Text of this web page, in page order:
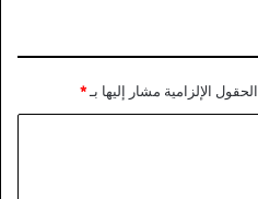
الحقول الإلزامية مشار إليها بـ*